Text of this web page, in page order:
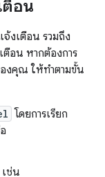
ตือน
จ้งเตือน รวมถึง
อน หากต้องการ
งคุณ ให้ทำตามขั้น
โดยการเรียก
ช่น